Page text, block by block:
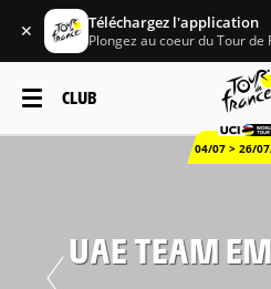
✕ Téléchargez l'application
Plongez au coeur du Tour de
CLUB
04/07 > 26/
UAE TEAM